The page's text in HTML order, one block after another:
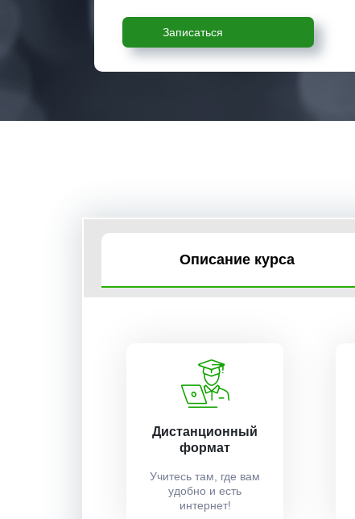
Записаться
Описание курса
Дистанционный
формат
Учитесь там, где вам
удобно и есть
интернет!